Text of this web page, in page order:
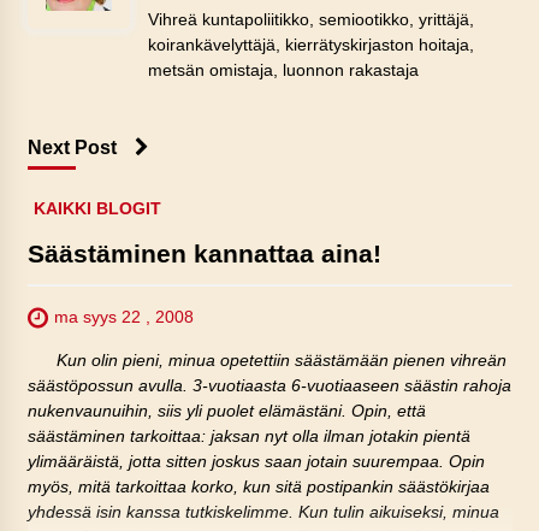
Vihreä kuntapoliitikko, semiootikko, yrittäjä,
koirankävelyttäjä, kierrätyskirjaston hoitaja,
metsän omistaja, luonnon rakastaja
Next Post
KAIKKI BLOGIT
Säästäminen kannattaa aina!
ma syys 22 , 2008
Kun olin pieni, minua opetettiin säästämään pienen vihreän
säästöpossun avulla. 3-vuotiaasta 6-vuotiaaseen säästin rahoja
nukenvaunuihin, siis yli puolet elämästäni. Opin, että
säästäminen tarkoittaa: jaksan nyt olla ilman jotakin pientä
ylimääräistä, jotta sitten joskus saan jotain suurempaa. Opin
myös, mitä tarkoittaa korko, kun sitä postipankin säästökirjaa
yhdessä isin kanssa tutkiskelimme. Kun tulin aikuiseksi, minua